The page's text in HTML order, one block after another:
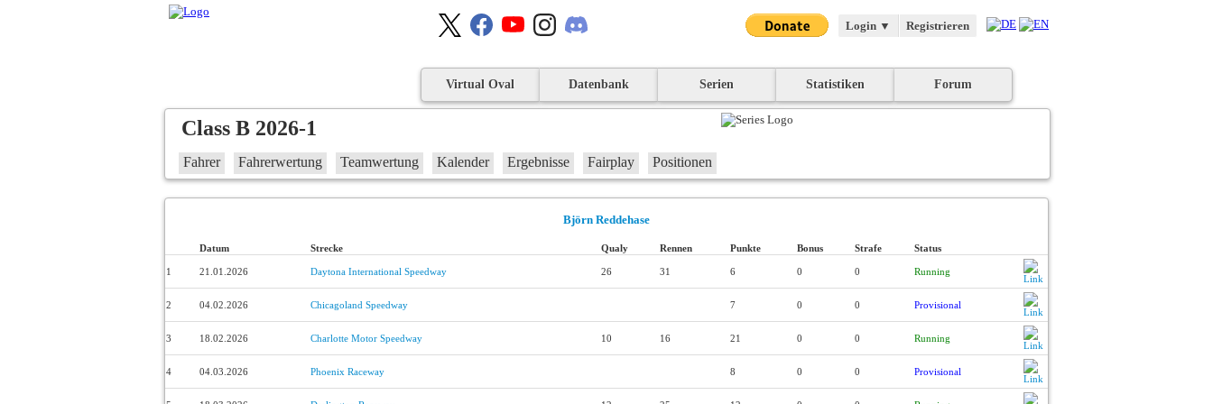
Login ▼ Registrieren
Virtual Oval Datenbank Serien Statistiken Forum
Class B 2026-1
Fahrer Fahrerwertung Teamwertung Kalender Ergebnisse Fairplay Positionen
Björn Reddehase
Datum Strecke Qualy Rennen Punkte Bonus Strafe Status
1 21.01.2026 Daytona International Speedway 26 31 6 0 0 Running
2 04.02.2026 Chicagoland Speedway 7 0 0 Provisional
3 18.02.2026 Charlotte Motor Speedway 10 16 21 0 0 Running
4 04.03.2026 Phoenix Raceway 8 0 0 Provisional